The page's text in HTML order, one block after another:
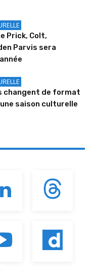
Prick, Colt,
Parvis sera
changent de format
saison culturelle